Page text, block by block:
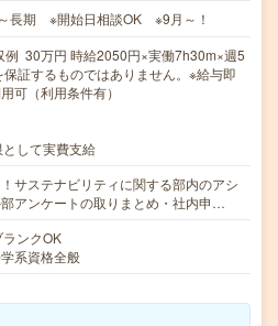
長期 ※開始日相談OK ※9月～！
30万円 時給2050円×実働7h30m×週5
証するものではありません。※給与即
可（利用条件有）
して実費支給
！サステナビリティに関する部内のアシ
アンケートの取りまとめ・社内申…
ンクOK
系資格全般